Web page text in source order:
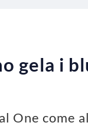
gela i
One come